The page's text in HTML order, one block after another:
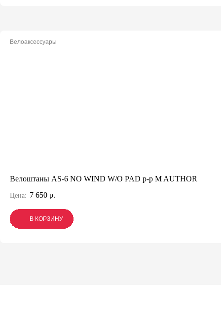
Велоаксессуары
Велоштаны AS-6 NO WIND W/O PAD р-р M AUTHOR
Цена: 7 650 р.
В КОРЗИНУ
В КОРЗИНУ
В КОРЗИНУ